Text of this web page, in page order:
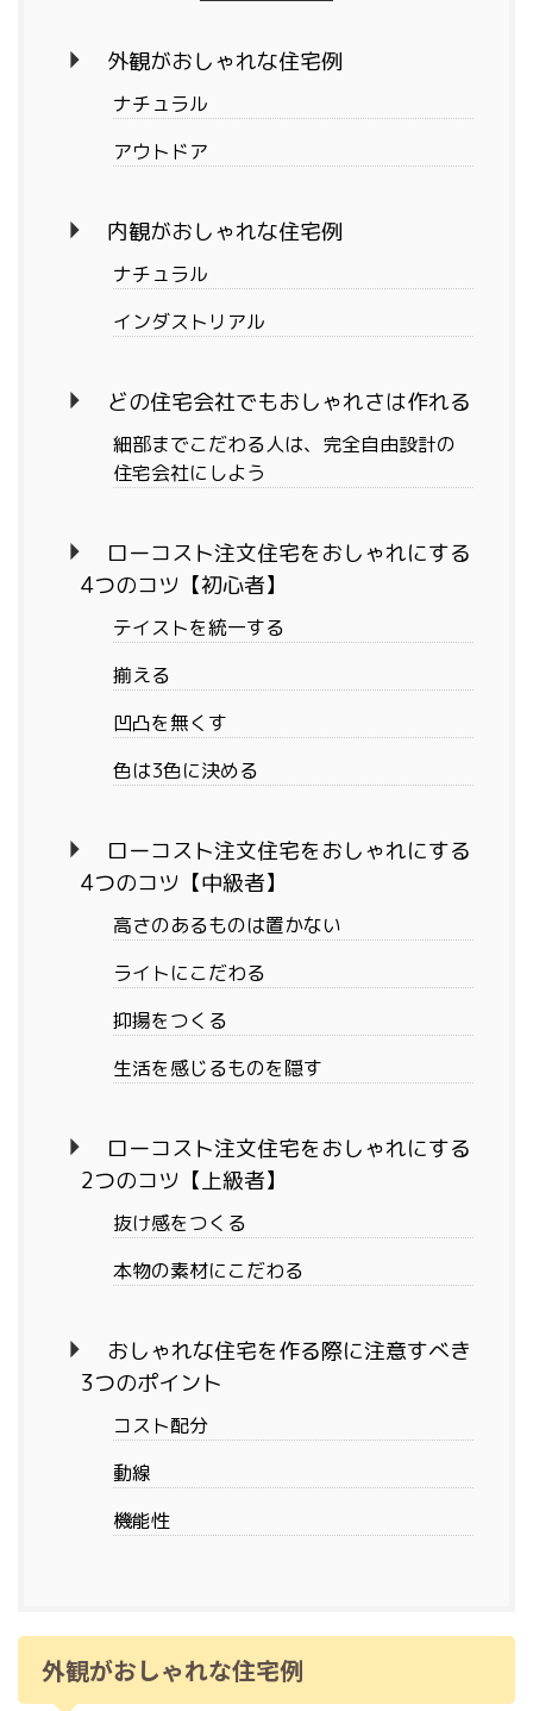
外観がおしゃれな住宅例
ナチュラル
アウトドア
内観がおしゃれな住宅例
ナチュラル
インダストリアル
どの住宅会社でもおしゃれさは作れる
細部までこだわる人は、完全自由設計の
住宅会社にしよう
ローコスト注文住宅をおしゃれにする
4つのコツ【初心者】
テイストを統一する
揃える
凹凸を無くす
色は3色に決める
ローコスト注文住宅をおしゃれにする
4つのコツ【中級者】
高さのあるものは置かない
ライトにこだわる
抑揚をつくる
生活を感じるものを隠す
ローコスト注文住宅をおしゃれにする
2つのコツ【上級者】
抜け感をつくる
本物の素材にこだわる
おしゃれな住宅を作る際に注意すべき
3つのポイント
コスト配分
動線
機能性
外観がおしゃれな住宅例